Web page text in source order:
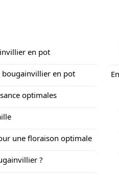
en pot
bougainvillier en pot
optimales
une floraison optimale
?